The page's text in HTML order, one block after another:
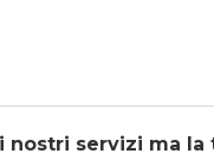
nostri servizi ma la